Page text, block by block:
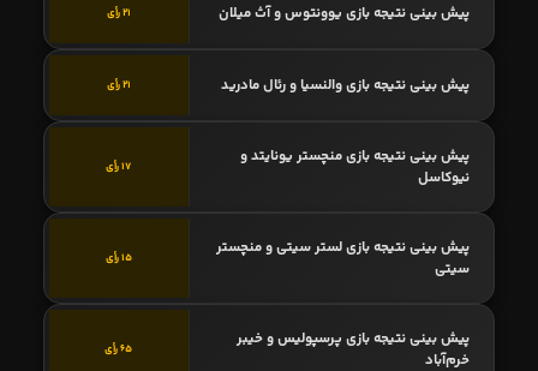
پیش بینی نتیجه بازی یوونتوس و آث میلان 21 رأی
پیش بینی نتیجه بازی والنسیا و رئال مادرید 21 رأی
پیش بینی نتیجه بازی منچستر یونایتد و
نیوکاسل
17 رأی
پیش بینی نتیجه بازی لستر سیتی و منچستر
سیتی
15 رأی
پیش بینی نتیجه بازی پرسپولیس و خیبر
خرم‌آباد
65 رأی